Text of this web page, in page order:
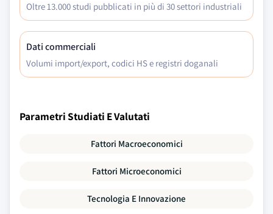
Oltre 13.000 studi pubblicati in più di 30 settori industriali
Dati commerciali
Volumi import/export, codici HS e registri doganali
Parametri Studiati E Valutati
Fattori Macroeconomici
Fattori Microeconomici
Tecnologia E Innovazione